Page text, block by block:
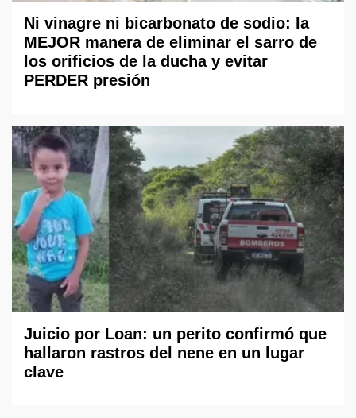
Ni vinagre ni bicarbonato de sodio: la
MEJOR manera de eliminar el sarro de
los orificios de la ducha y evitar
PERDER presión
Juicio por Loan: un perito confirmó que
hallaron rastros del nene en un lugar
clave